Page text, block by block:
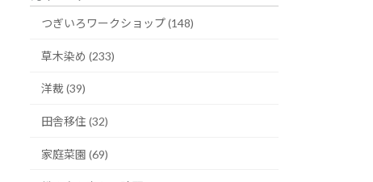
つぎいろワークショップ (148)
草木染め (233)
洋裁 (39)
田舎移住 (32)
家庭菜園 (69)